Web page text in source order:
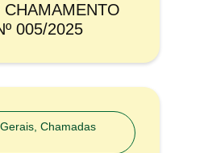
CHAMAMENTO
005/2025
Chamadas